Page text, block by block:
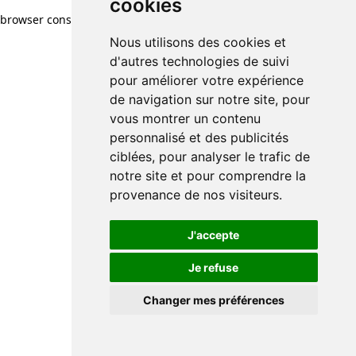
cookies
Nous utilisons des cookies et
d'autres technologies de suivi
pour améliorer votre expérience
de navigation sur notre site, pour
vous montrer un contenu
personnalisé et des publicités
ciblées, pour analyser le trafic de
notre site et pour comprendre la
provenance de nos visiteurs.
J'accepte
Je refuse
Changer mes préférences
browser console for more information)